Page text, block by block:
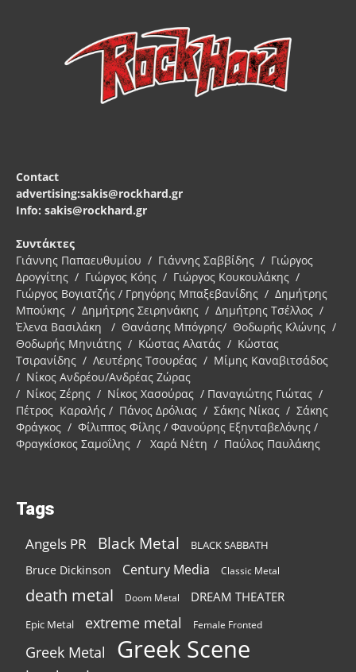
Contact
advertising:sakis@rockhard.gr
Info: sakis@rockhard.gr
Συντάκτες
Γιάννης Παπαευθυμίου / Γιάννης Σαββίδης / Γιώργος
Δρογγίτης / Γιώργος Κόης / Γιώργος Κουκουλάκης /
Γιώργος Βογιατζής / Γρηγόρης Μπαξεβανίδης / Δημήτρης
Μπούκης / Δημήτρης Σειρηνάκης / Δημήτρης Τσέλλος /
Έλενα Βασιλάκη / Θανάσης Μπόγρης/ Θοδωρής Κλώνης /
Θοδωρής Μηνιάτης / Κώστας Αλατάς / Κώστας
Τσιρανίδης / Λευτέρης Τσουρέας / Μίμης Καναβιτσάδος
/ Νίκος Ανδρέου/Ανδρέας Ζώρας
/ Νίκος Ζέρης / Νίκος Χασούρας / Παναγιώτης Γιώτας /
Πέτρος Καραλής / Πάνος Δρόλιας / Σάκης Νίκας / Σάκης
Φράγκος / Φίλιππος Φίλης / Φανούρης Εξηνταβελόνης /
Φραγκίσκος Σαμοΐλης / Χαρά Νέτη / Παύλος Παυλάκης
Tags
Angels PR Black Metal BLACK SABBATH
Bruce Dickinson Century Media Classic Metal
death metal Doom Metal DREAM THEATER
Epic Metal extreme metal Female Fronted
Greek Metal Greek Scene